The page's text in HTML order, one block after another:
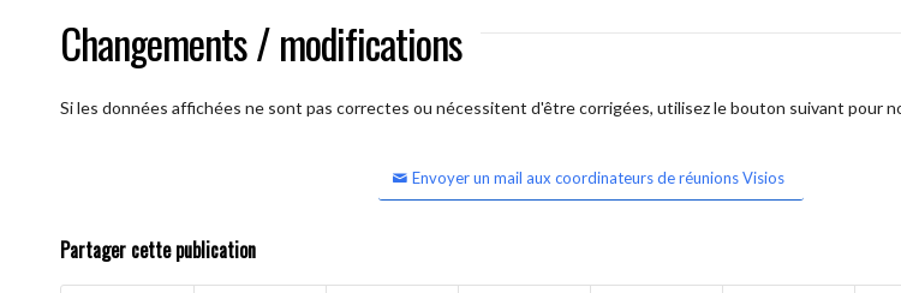
Changements / modifications
Si les données affichées ne sont pas correctes ou nécessitent d'être corrigées, utilisez le bouton suivant pour
Envoyer un mail aux coordinateurs de réunions Visios
Partager cette publication